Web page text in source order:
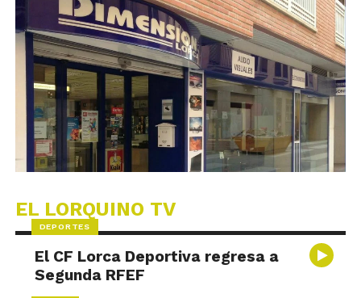
EL LORQUINO TV
DEPORTES
El CF Lorca Deportiva regresa a
Segunda RFEF